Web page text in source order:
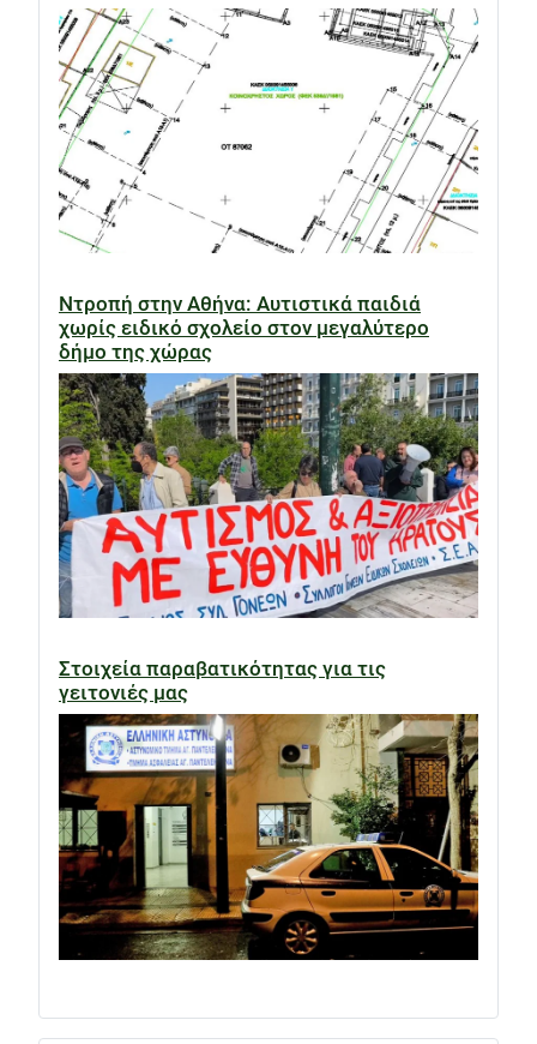
Ντροπή στην Αθήνα: Αυτιστικά παιδιά
χωρίς ειδικό σχολείο στον μεγαλύτερο
δήμο της χώρας
Στοιχεία παραβατικότητας για τις
γειτονιές μας